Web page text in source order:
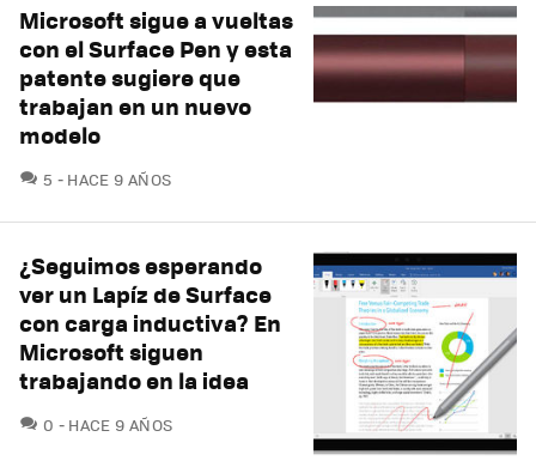
Microsoft sigue a vueltas
con el Surface Pen y esta
patente sugiere que
trabajan en un nuevo
modelo
5 COMENTARIOS
HACE 9 AÑOS
¿Seguimos esperando
ver un Lapíz de Surface
con carga inductiva? En
Microsoft siguen
trabajando en la idea
0 COMENTARIOS
HACE 9 AÑOS